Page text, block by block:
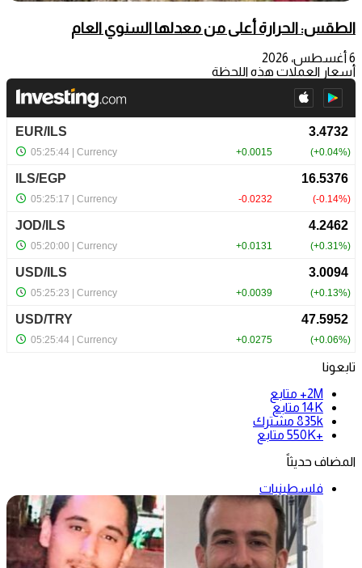
الطقس: الحرارة أعلى من معدلها السنوي العام
6 أغسطس، 2026
أسعار العملات هذه اللحظة
تابعونا
2M+
متابع
14K متابع
835k مشترك
+550K
متابع
المضاف حديثاً
فلسطينيات